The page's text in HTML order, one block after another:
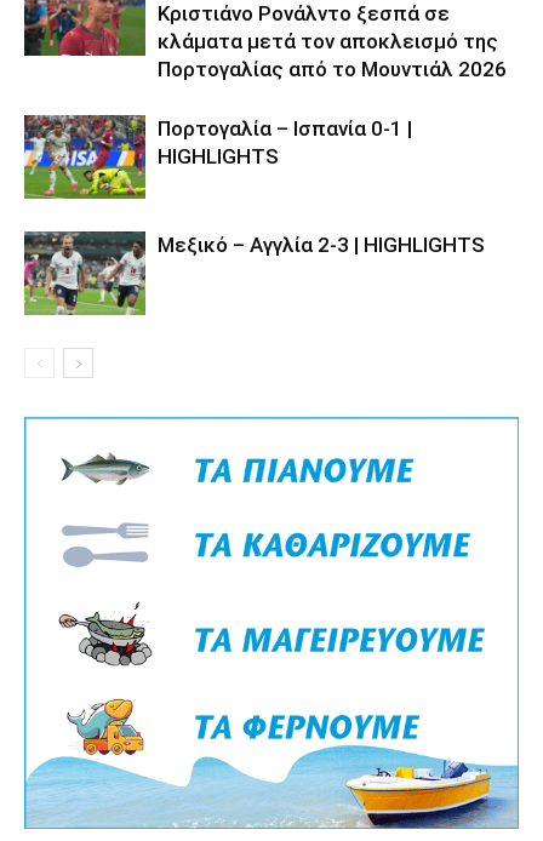
Κριστιάνο Ρονάλντο ξεσπά σε
κλάματα μετά τον αποκλεισμό της
Πορτογαλίας από το Μουντιάλ 2026
Πορτογαλία – Ισπανία 0-1 |
HIGHLIGHTS
Μεξικό – Αγγλία 2-3 | HIGHLIGHTS